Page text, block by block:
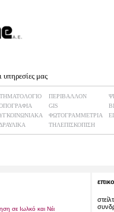
υπηρεσίες μας
ΠΕΡΙΒΑΛΛΟΝ
GIS
ΦΩΤΟΓΡΑΜΜΕΤΡΙΑ
ΤΗΛΕΠΙΣΚΟΠΙΣΗ
σε Ιωλκό και Νέα